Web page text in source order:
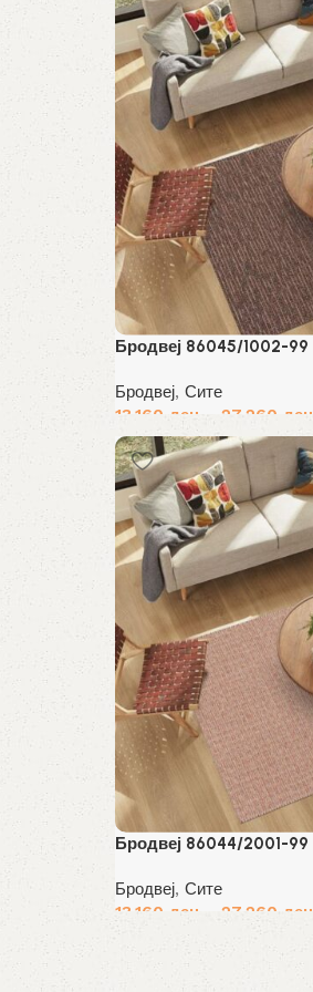
Бродвеј 86045/1002-99
Бродвеј, Сите
13,160 ден 27,260 ден
Избери опции
Бродвеј 86044/2001-99
Бродвеј, Сите
13,160 ден 27,260 ден